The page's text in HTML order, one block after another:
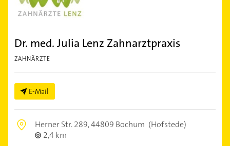
Dr. med. Julia Lenz Zahnarztpraxis
ZAHNÄRZTE
E-Mail
Herner Str. 289,44809 Bochum (Hofstede)
2,4 km